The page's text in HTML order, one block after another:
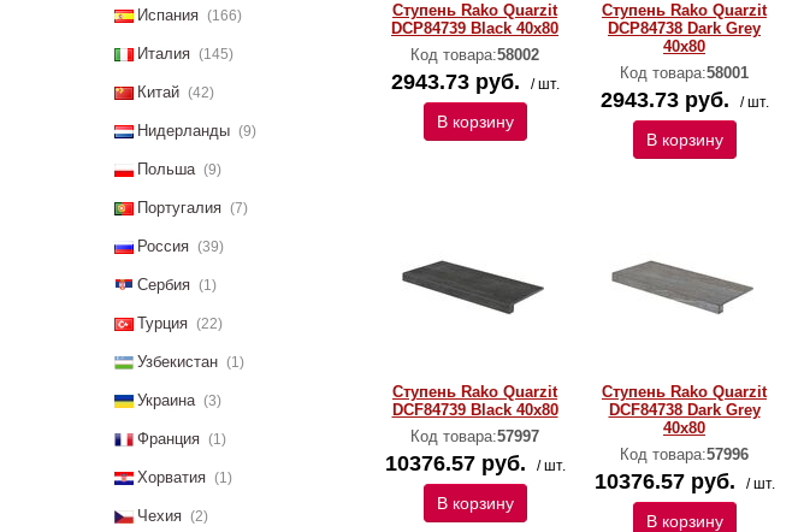
Испания (166)
Италия (145)
Китай (42)
Нидерланды (9)
Польша (9)
Португалия (7)
Россия (39)
Сербия (1)
Турция (22)
Узбекистан (1)
Украина (3)
Франция (1)
Хорватия (1)
Чехия (2)
Ступень Rako Quarzit
DCP84739 Black 40x80
Код товара:58002
2943.73 руб. / шт.
В корзину
Ступень Rako Quarzit
DCP84738 Dark Grey
40x80
Код товара:58001
2943.73 руб. / шт.
В корзину
Ступень Rako Quarzit
DCF84739 Black 40x80
Код товара:57997
10376.57 руб. / шт.
В корзину
Ступень Rako Quarzit
DCF84738 Dark Grey
40x80
Код товара:57996
10376.57 руб. / шт.
В корзину